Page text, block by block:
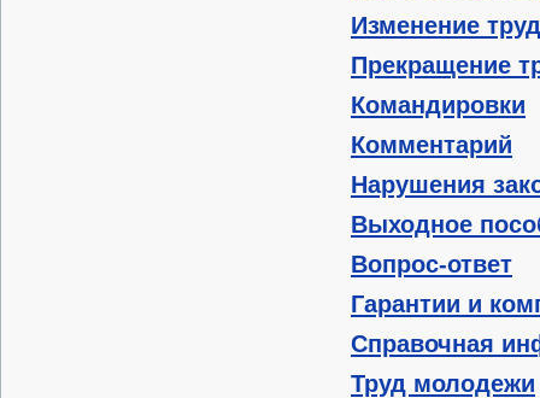
Изменение
Прекращение
Командировки
Комментарий
Нарушения
Выходное
Вопрос-ответ
Гарантии и
Справочная
Труд молодежи